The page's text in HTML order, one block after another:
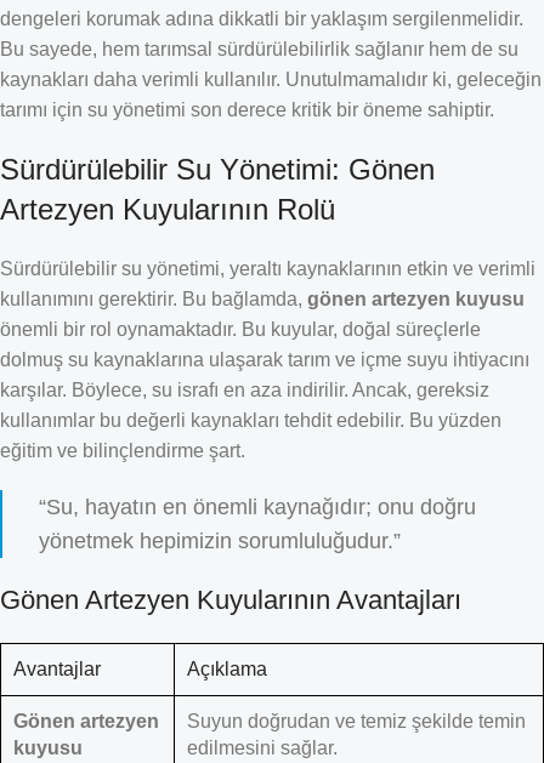
dengeleri korumak adına dikkatli bir yaklaşım sergilenmelidir.
Bu sayede, hem tarımsal sürdürülebilirlik sağlanır hem de su
kaynakları daha verimli kullanılır. Unutulmamalıdır ki, geleceğin
tarımı için su yönetimi son derece kritik bir öneme sahiptir.
Sürdürülebilir Su Yönetimi: Gönen
Artezyen Kuyularının Rolü
Sürdürülebilir su yönetimi, yeraltı kaynaklarının etkin ve verimli
kullanımını gerektirir. Bu bağlamda, gönen artezyen kuyusu
önemli bir rol oynamaktadır. Bu kuyular, doğal süreçlerle
dolmuş su kaynaklarına ulaşarak tarım ve içme suyu ihtiyacını
karşılar. Böylece, su israfı en aza indirilir. Ancak, gereksiz
kullanımlar bu değerli kaynakları tehdit edebilir. Bu yüzden
eğitim ve bilinçlendirme şart.
“Su, hayatın en önemli kaynağıdır; onu doğru
yönetmek hepimizin sorumluluğudur.”
Gönen Artezyen Kuyularının Avantajları
Avantajlar Açıklama
Gönen artezyen
kuyusu
Suyun doğrudan ve temiz şekilde temin
edilmesini sağlar.